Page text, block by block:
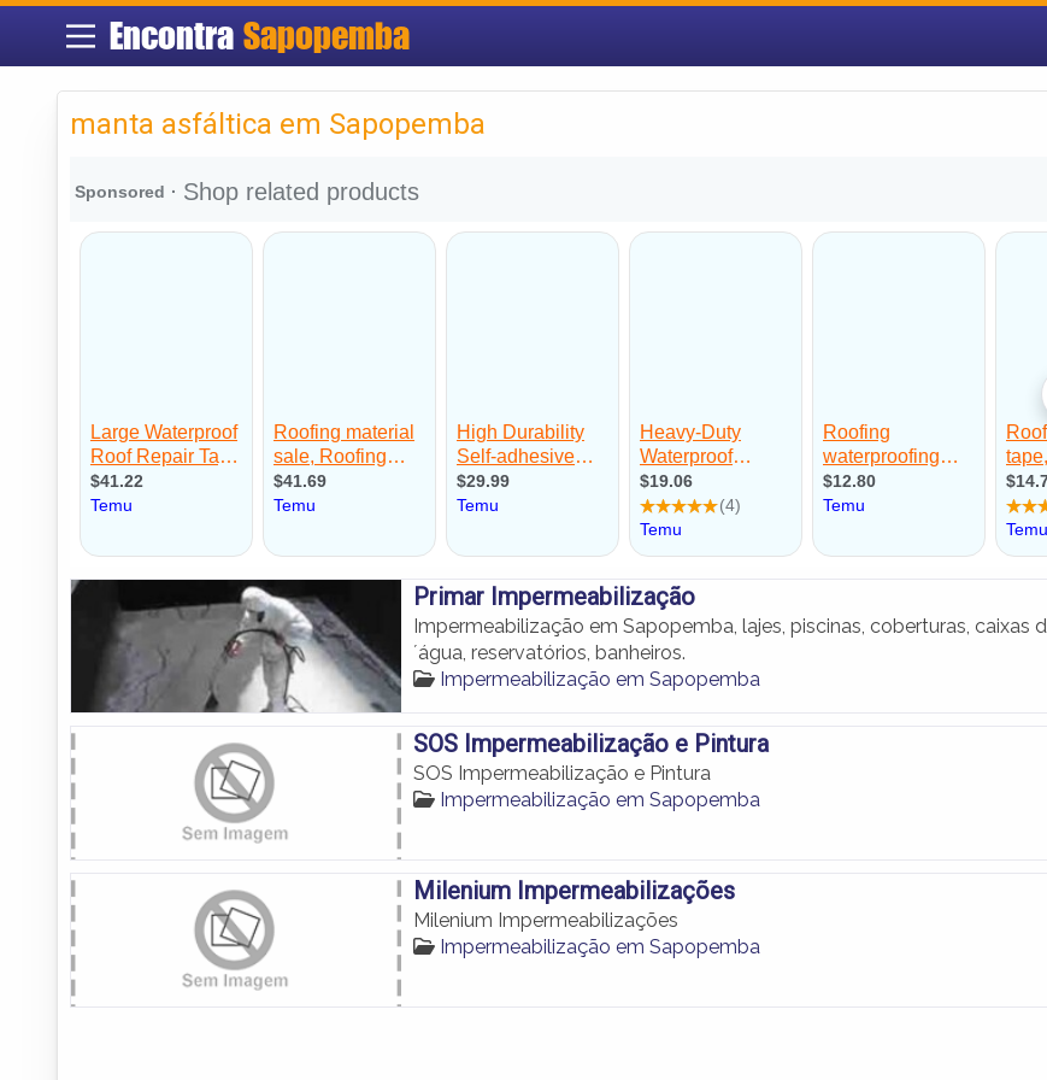
Encontra Sapopemba
manta asfáltica em Sapopemba
Primar Impermeabilização
Impermeabilização em Sapopemba, lajes, piscinas, coberturas, caixas d
´água, reservatórios, banheiros.
Impermeabilização em Sapopemba
SOS Impermeabilização e Pintura
SOS Impermeabilização e Pintura
Impermeabilização em Sapopemba
Milenium Impermeabilizações
Milenium Impermeabilizações
Impermeabilização em Sapopemba